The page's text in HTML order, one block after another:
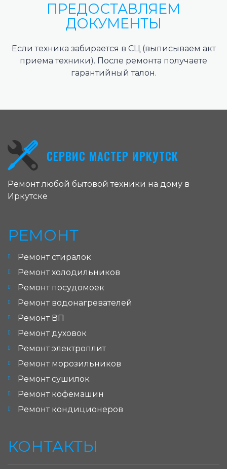
ПРЕДОСТАВЛЯЕМ
ДОКУМЕНТЫ
Если техника забирается в СЦ (выписываем акт
приема техники). После ремонта получаете
гарантийный талон.
СЕРВИС МАСТЕР ИРКУТСК
Ремонт любой бытовой техники на дому в
Иркутске
РЕМОНТ
Ремонт стиралок
Ремонт холодильников
Ремонт посудомоек
Ремонт водонагревателей
Ремонт ВП
Ремонт духовок
Ремонт электроплит
Ремонт морозильников
Ремонт сушилок
Ремонт кофемашин
Ремонт кондиционеров
КОНТАКТЫ